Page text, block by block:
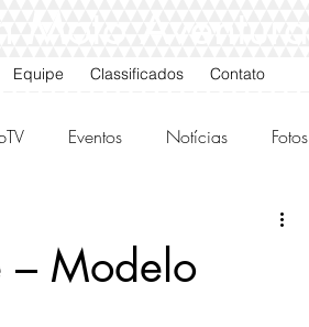
Equipe Classificados Contato
Eventos Notícias Fotos
– Modelo